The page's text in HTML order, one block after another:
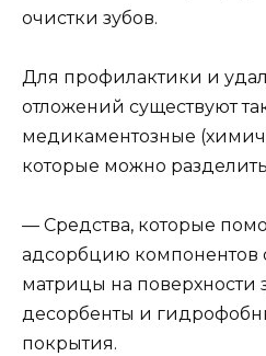
очистки зубов.
Для профилактики и
отложений существуют
медикаментозные
которые можно
— Средства, которые
адсорбцию компонентов
матрицы на поверхности
десорбенты и
покрытия.